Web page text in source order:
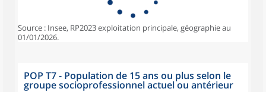
Source : Insee, RP2023 exploitation principale, géographie au
01/01/2026.
POP T7 - Population de 15 ans ou plus selon le
groupe socioprofessionnel actuel ou antérieur